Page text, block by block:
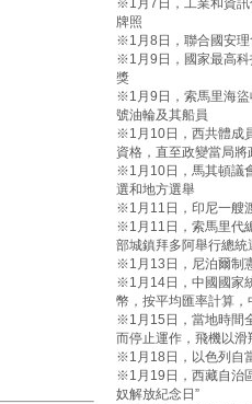
※1月7日，工業和資訊
牌照
※1月8日，聯合國安理
※1月9日，國家最高科
獎
※1月9日，索馬里海盜
號油輪及其船員
※1月10日，西共體成
資格，直至政變當局
※1月10日，馬其頓議
選和地方選舉
※1月11日，印尼一艘
※1月11日，索馬里代
部城鎮拜多阿舉行總統
※1月13日，尼泊爾制
※1月14日，中國國家
幣，按平均匯率計算
※1月15日，當地時間
而停止運作，飛機以
※1月18日，以色列自
※1月19日，西藏自治
奴解放紀念日”